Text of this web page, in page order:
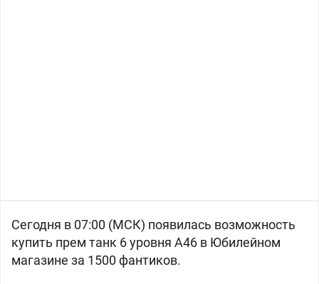
Сегодня в 07:00 (МСК) появилась возможность
купить прем танк 6 уровня A46 в Юбилейном
магазине за 1500 фантиков.